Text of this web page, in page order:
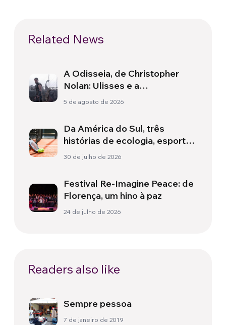
Related News
A Odisseia, de Christopher
Nolan: Ulisses e a
necessidade de um novo
5 de agosto de 2026
Da América do Sul, três
histórias de ecologia, esporte
e saúde
30 de julho de 2026
Festival Re-Imagine Peace: de
Florença, um hino à paz
24 de julho de 2026
Readers also like
Sempre pessoa
7 de janeiro de 2019